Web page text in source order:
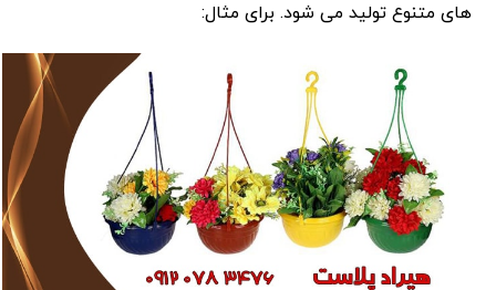
های متنوع تولید می شود. برای مثال: